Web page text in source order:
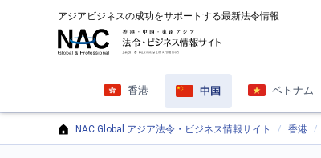
アジアビジネスの成功をサポートする最新法令情報
香港 中国 ベトナム
NAC Global アジア法令・ビジネス情報サイト 香港